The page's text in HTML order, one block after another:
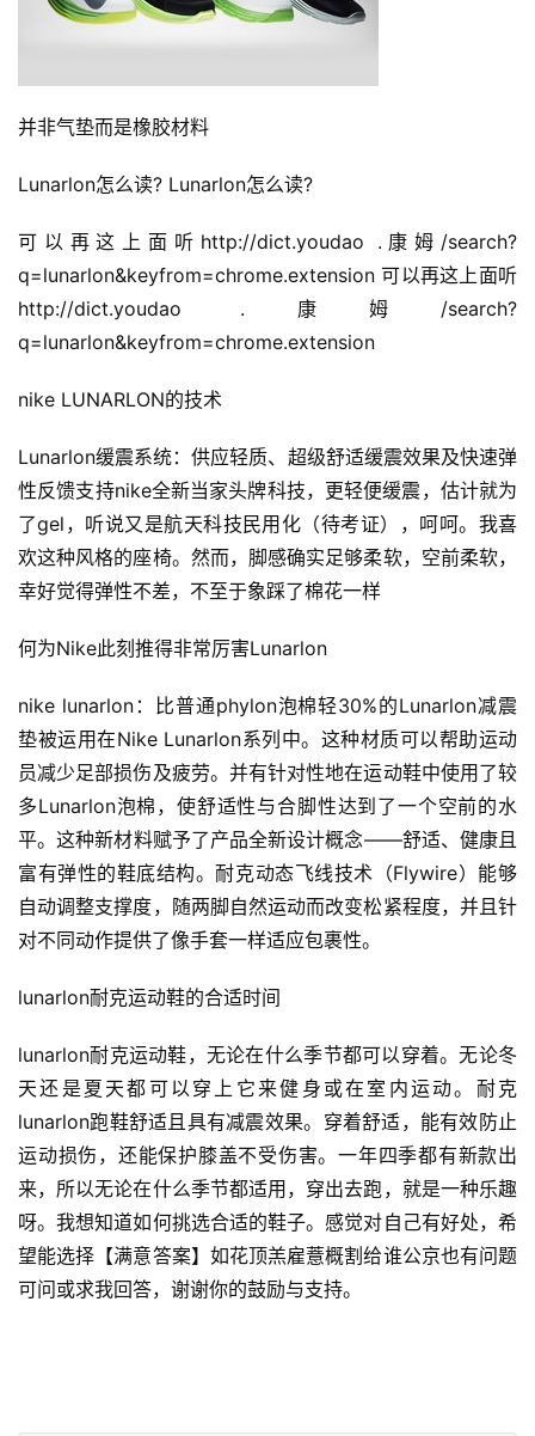
并非气垫而是橡胶材料
Lunarlon怎么读? Lunarlon怎么读?
可以再这上面听http://dict.youdao .康姆/search?
q=lunarlon&keyfrom=chrome.extension 可以再这上面听
http://dict.youdao .康姆/search?
q=lunarlon&keyfrom=chrome.extension
nike LUNARLON的技术
Lunarlon缓震系统：供应轻质、超级舒适缓震效果及快速弹
性反馈支持nike全新当家头牌科技，更轻便缓震，估计就为
了gel，听说又是航天科技民用化（待考证），呵呵。 我喜
欢这种风格的座椅。 然而，脚感确实足够柔软，空前柔软，
幸好觉得弹性不差，不至于象踩了棉花一样
何为Nike此刻推得非常厉害Lunarlon
nike lunarlon：比普通phylon泡棉轻30%的Lunarlon减震
垫被运用在Nike Lunarlon系列中。 这种材质可以帮助运动
员减少足部损伤及疲劳。 并有针对性地在运动鞋中使用了较
多Lunarlon泡棉，使舒适性与合脚性达到了一个空前的水
平。这种新材料赋予了产品全新设计概念——舒适、健康且
富有弹性的鞋底结构。耐克动态飞线技术（Flywire）能够
自动调整支撑度，随两脚自然运动而改变松紧程度，并且针
对不同动作提供了像手套一样适应包裹性。
lunarlon耐克运动鞋的合适时间
lunarlon耐克运动鞋，无论在什么季节都可以穿着。无论冬
天还是夏天都可以穿上它来健身或在室内运动。 耐克
lunarlon跑鞋舒适且具有减震效果。 穿着舒适，能有效防止
运动损伤，还能保护膝盖不受伤害。 一年四季都有新款出
来，所以无论在什么季节都适用，穿出去跑，就是一种乐趣
呀。我想知道如何挑选合适的鞋子。感觉对自己有好处，希
望能选择【满意答案】如花顶羔雇薏概割给谁公京也有问题
可问或求我回答，谢谢你的鼓励与支持。